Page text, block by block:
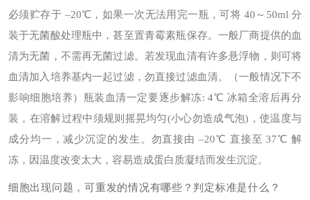
必须贮存于 –20℃，如果一次无法用完一瓶，可将 40～50ml 分
装于无菌酸处理瓶中，甚至置青霉素瓶保存。一般厂商提供的血
清为无菌，不需再无菌过滤。若发现血清有许多悬浮物，则可将
血清加入培养基内一起过滤，勿直接过滤血清。（一般情况下不
影响细胞培养） 瓶装血清一定要逐步解冻: 4℃ 冰箱全溶后再分
装，在溶解过程中须规则摇晃均匀(小心勿造成气泡)，使温度与
成分均一，减少沉淀的发生。勿直接由 –20℃ 直接至 37℃ 解
冻，因温度改变太大，容易造成蛋白质凝结而发生沉淀。
细胞出现问题，可重发的情况有哪些？判定标准是什么？